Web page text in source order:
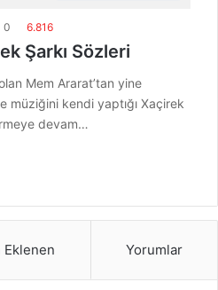
0 6.816
Şarkı Sözleri
Mem Ararat’tan yine
müziğini kendi yaptığı Xaçirek
devam…
Eklenen Yorumlar